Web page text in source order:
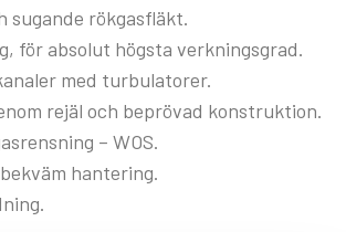
sugande rökgasfläkt.
för absolut högsta verkningsgrad.
med turbulatorer.
rejäl och beprövad konstruktion.
– WOS.
hantering.